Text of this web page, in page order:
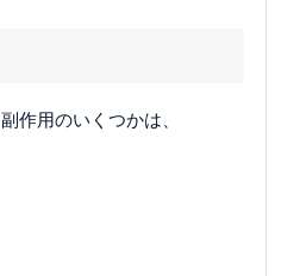
作用のいくつかは、